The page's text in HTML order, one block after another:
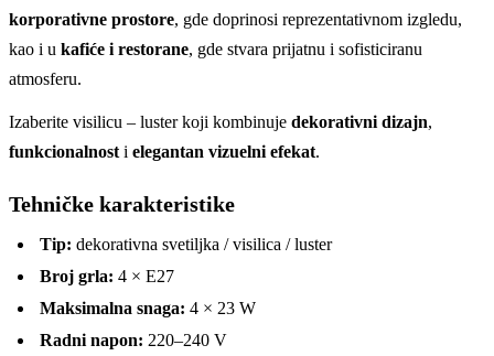
korporativne prostore, gde doprinosi reprezentativnom izgledu,
kao i u kafiće i restorane, gde stvara prijatnu i sofisticiranu
atmosferu.
Izaberite visilicu – luster koji kombinuje dekorativni dizajn,
funkcionalnost i elegantan vizuelni efekat.
Tehničke karakteristike
Tip: dekorativna svetiljka / visilica / luster
Broj grla: 4 × E27
Maksimalna snaga: 4 × 23 W
Radni napon: 220–240 V